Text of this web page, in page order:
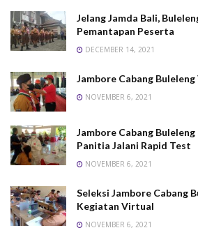
Jelang Jamda Bali,
Pemantapan Peserta
DECEMBER 14, 2021
Jambore Cabang
NOVEMBER 6, 2021
Jambore Cabang
Panitia Jalani Rapid Test
NOVEMBER 6, 2021
Seleksi Jambore Cabang
Kegiatan Virtual
NOVEMBER 6, 2021